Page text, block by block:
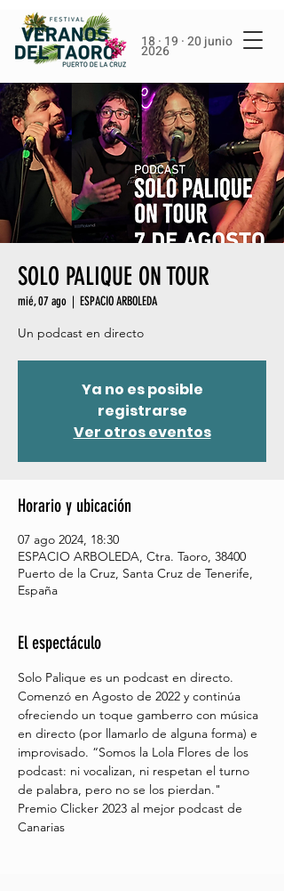
18 · 19 · 20 junio
2026
SOLO PALIQUE ON TOUR
mié, 07 ago
  |
ESPACIO ARBOLEDA
Un podcast en directo
Ya no es posible
registrarse
Ver otros eventos
Horario y ubicación
07 ago 2024, 18:30
ESPACIO ARBOLEDA, Ctra. Taoro, 38400
Puerto de la Cruz, Santa Cruz de Tenerife,
España
El espectáculo
Solo Palique es un podcast en directo.
Comenzó en Agosto de 2022 y continúa
ofreciendo un toque gamberro con música
en directo (por llamarlo de alguna forma) e
improvisado. “Somos la Lola Flores de los
podcast: ni vocalizan, ni respetan el turno
de palabra, pero no se los pierdan."
Premio Clicker 2023 al mejor podcast de
Canarias